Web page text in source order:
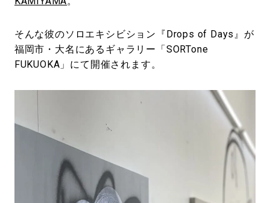
そんな彼のソロエキシビション『Drops of Days』が
福岡市・大名にあるギャラリー「SORTone
FUKUOKA」にて開催されます。